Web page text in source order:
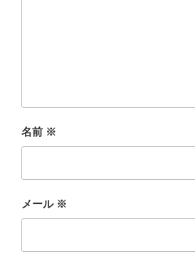
名前 ※
メール ※